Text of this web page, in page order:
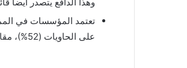
تعتمد المؤسسات في
على الحاويات (52%)، مقارنةً بتشغيلها داخل مراكز البيانات أو على السحابة الخاصة (43%).